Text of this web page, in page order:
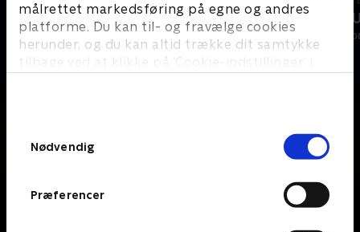
målrettet markedsføring på egne og andres
platforme. Du kan til- og fravælge cookies
herunder, og du kan altid trække dit samtykke
tilbage ved at klikke på ’Cookie-indstillinger’ i
Nødvendig
Præferencer
Forræder - Under kutten
Reality • 2 sæsoner
Forræder -
Reality • 3